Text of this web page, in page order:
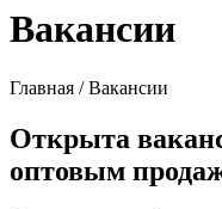
Вакансии
Главная / Вакансии
Открыта
оптовым